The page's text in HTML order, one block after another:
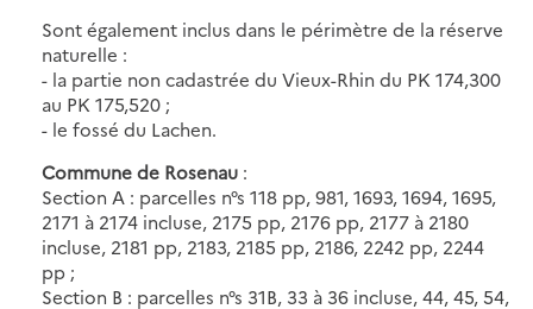
Sont également inclus dans le périmètre de la réserve
naturelle :
- la partie non cadastrée du Vieux-Rhin du PK 174,300
au PK 175,520 ;
- le fossé du Lachen.
Commune de Rosenau :
Section A : parcelles n°s 118 pp, 981, 1693, 1694, 1695,
2171 à 2174 incluse, 2175 pp, 2176 pp, 2177 à 2180
incluse, 2181 pp, 2183, 2185 pp, 2186, 2242 pp, 2244
pp ;
Section B : parcelles n°s 31B, 33 à 36 incluse, 44, 45, 54,